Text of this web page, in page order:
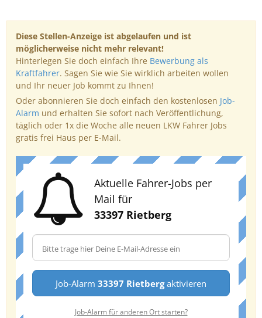
Diese Stellen-Anzeige ist abgelaufen und ist
möglicherweise nicht mehr relevant!
Hinterlegen Sie doch einfach Ihre Bewerbung als
Kraftfahrer. Sagen Sie wie Sie wirklich arbeiten wollen
und Ihr neuer Job kommt zu Ihnen!
Oder abonnieren Sie doch einfach den kostenlosen Job-
Alarm und erhalten Sie sofort nach Veröffentlichung,
täglich oder 1x die Woche alle neuen LKW Fahrer Jobs
gratis frei Haus per E-Mail.
Aktuelle Fahrer-Jobs per
Mail für
33397 Rietberg
Job-Alarm 33397 Rietbergaktivieren
Job-Alarm für anderen Ort starten?